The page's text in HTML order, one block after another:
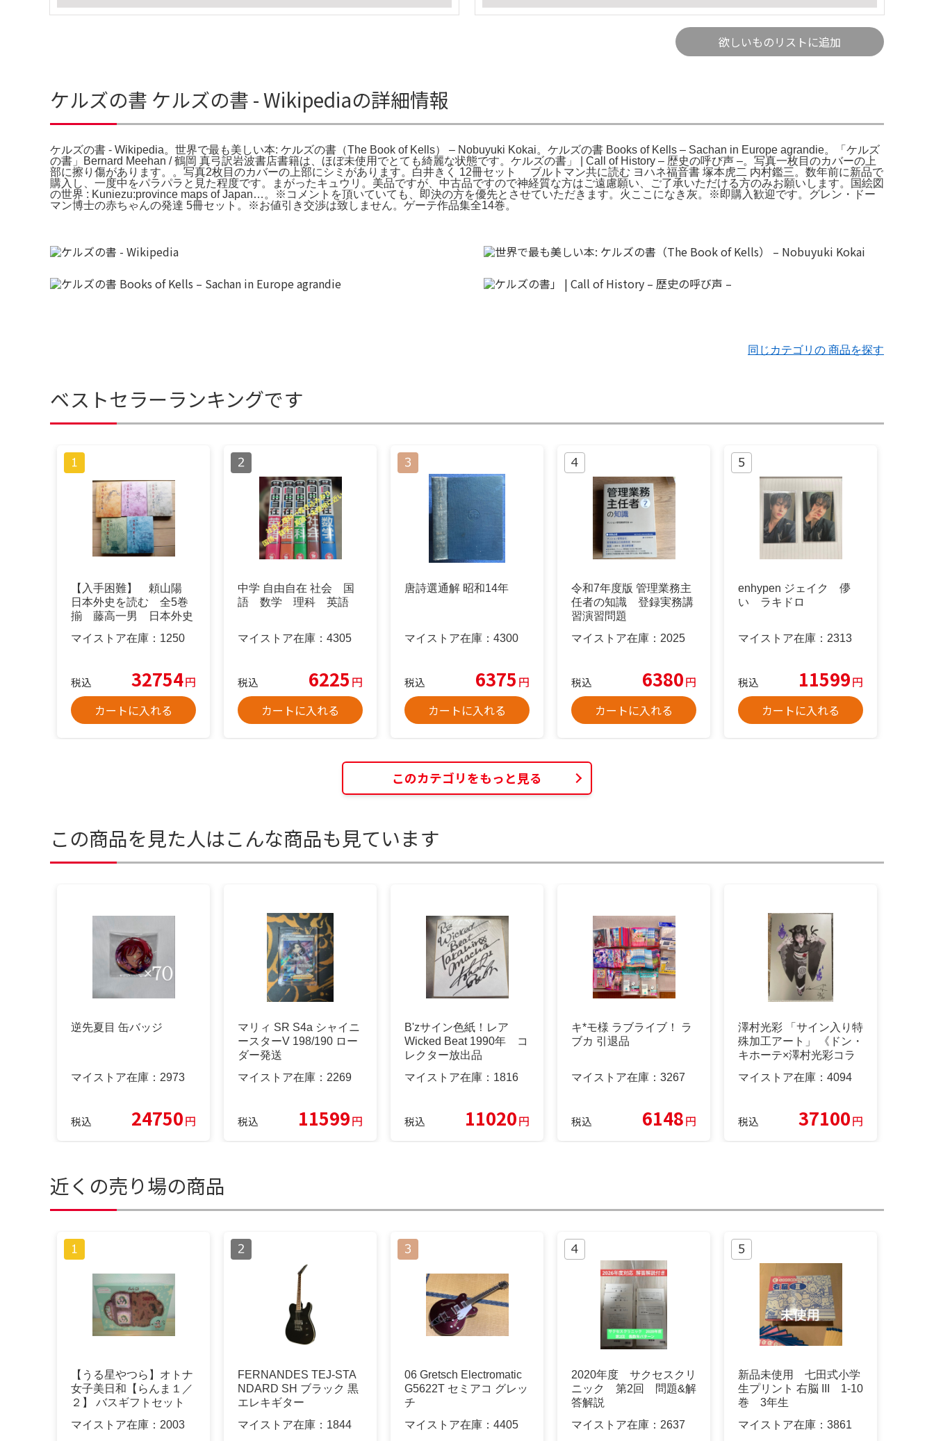
欲しいものリストに追加
ケルズの書 ケルズの書 - Wikipediaの詳細情報
ケルズの書 - Wikipedia。世界で最も美しい本: ケルズの書（The Book of Kells） – Nobuyuki Kokai。ケルズの書 Books of Kells – Sachan in Europe agrandie。「ケルズ
の書」Bernard Meehan / 鶴岡 真弓訳岩波書店書籍は、ほぼ未使用でとても綺麗な状態です。ケルズの書」 | Call of History – 歴史の呼び声 –。写真一枚目のカバーの上
部に擦り傷があります。。写真2枚目のカバーの上部にシミがあります。白井きく 12冊セット ブルトマン共に読む ヨハネ福音書 塚本虎二 内村鑑三。数年前に新品で
購入し、一度中をパラパラと見た程度です。まがったキュウリ。美品ですが、中古品ですので神経質な方はご遠慮願い、ご了承いただける方のみお願いします。国絵図
の世界 : Kuniezu:province maps of Japan…。※コメントを頂いていても、即決の方を優先とさせていただきます。火ここになき灰。※即購入歓迎です。グレン・ドー
マン博士の赤ちゃんの発達 5冊セット。※お値引き交渉は致しません。ゲーテ作品集全14巻。
同じカテゴリの 商品を探す
ベストセラーランキングです
【入手困難】 頼山陽
日本外史を読む 全5巻
揃 藤高一男 日本外史
マイストア在庫： 1250
税込 32754円
カートに入れる
中学 自由自在 社会 国
語 数学 理科 英語
マイストア在庫： 4305
税込 6225 円
カートに入れる
唐詩選通解 昭和14年
マイストア在庫： 4300
税込 6375 円
カートに入れる
令和7年度版 管理業務主
任者の知識 登録実務講
習演習問題
マイストア在庫： 2025
税込 6380円
カートに入れる
enhypen ジェイク 儚
い ラキドロ
マイストア在庫： 2313
税込 11599円
カートに入れる
このカテゴリをもっと見る
この商品を見た人はこんな商品も見ています
逆先夏目 缶バッジ
マイストア在庫： 2973
税込 24750円
マリィ SR S4a シャイニ
ースターV 198/190 ロー
ダー発送
マイストア在庫： 2269
税込 11599円
B'zサイン色紙！レア
Wicked Beat 1990年 コ
レクター放出品
マイストア在庫： 1816
税込 11020円
キ*モ様 ラブライブ！ ラ
ブカ 引退品
マイストア在庫： 3267
税込 6148円
澤村光彩 「サイン入り特
殊加工アート」 《ドン・
キホーテ×澤村光彩コラ
マイストア在庫： 4094
税込 37100円
近くの売り場の商品
【うる星やつら】オトナ
女子美日和【らんま１／
２】 バスギフトセット
マイストア在庫： 2003
FERNANDES TEJ-STA
NDARD SH ブラック 黒
エレキギター
マイストア在庫： 1844
06 Gretsch Electromatic
G5622T セミアコ グレッ
チ
マイストア在庫： 4405
2020年度 サクセスクリ
ニック 第2回 問題&解
答解説
マイストア在庫： 2637
新品未使用 七田式小学
生プリント 右脳 III 1-10
巻 3年生
マイストア在庫： 3861